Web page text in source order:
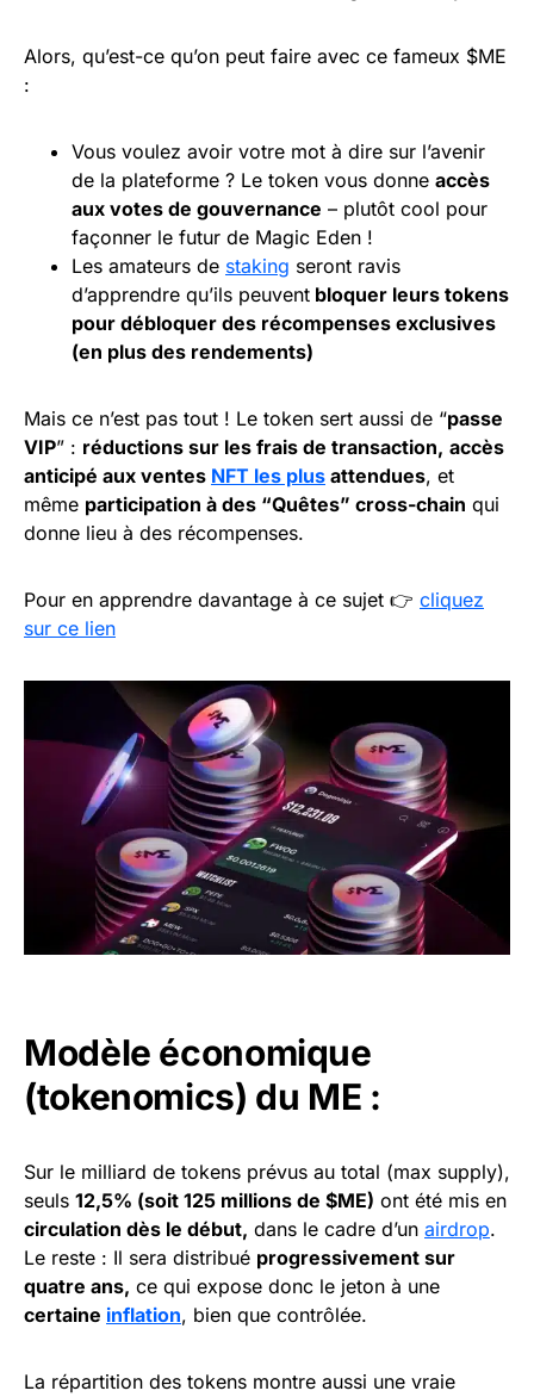
Alors, qu’est-ce qu’on peut faire avec ce fameux $ME
:
Vous voulez avoir votre mot à dire sur l’avenir
de la plateforme ? Le token vous donne accès
aux votes de gouvernance – plutôt cool pour
façonner le futur de Magic Eden !
Les amateurs de staking seront ravis
d’apprendre qu’ils peuvent bloquer leurs tokens
pour débloquer des récompenses exclusives
(en plus des rendements)
Mais ce n’est pas tout ! Le token sert aussi de “passe
VIP” : réductions sur les frais de transaction, accès
anticipé aux ventes NFT les plus attendues, et
même participation à des “Quêtes” cross-chain qui
donne lieu à des récompenses.
Pour en apprendre davantage à ce sujet 👉 cliquez
sur ce lien
Modèle économique
(tokenomics) du ME :
Sur le milliard de tokens prévus au total (max supply),
seuls 12,5% (soit 125 millions de $ME) ont été mis en
circulation dès le début, dans le cadre d’un airdrop.
Le reste : Il sera distribué progressivement sur
quatre ans, ce qui expose donc le jeton à une
certaine inflation, bien que contrôlée.
La répartition des tokens montre aussi une vraie